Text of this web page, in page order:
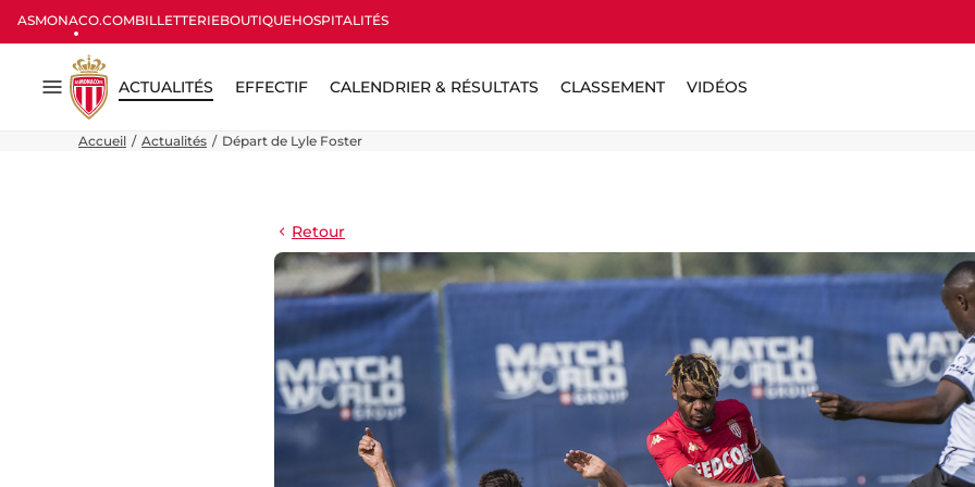
ASMONACO.COMBILLETTERIEBOUTIQUEHOSPITALITÉS
Menu
ACTUALITÉS EFFECTIF CALENDRIER & RÉSULTATS CLASSEMENT VIDÉOS
Accueil Actualités Départ de Lyle Foster
Retour